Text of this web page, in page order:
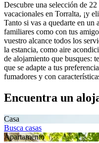
Descubre una selección de
vacacionales en Torralta, ¡y
Tanto si vas a quedarte en un
familiares como con tus
vuestro alcance todos los
la estancia, como aire
de alojamiento que busques:
que se adapte a tus
fumadores y con
Encuentra un
Casa
Busca casas
Apartamento